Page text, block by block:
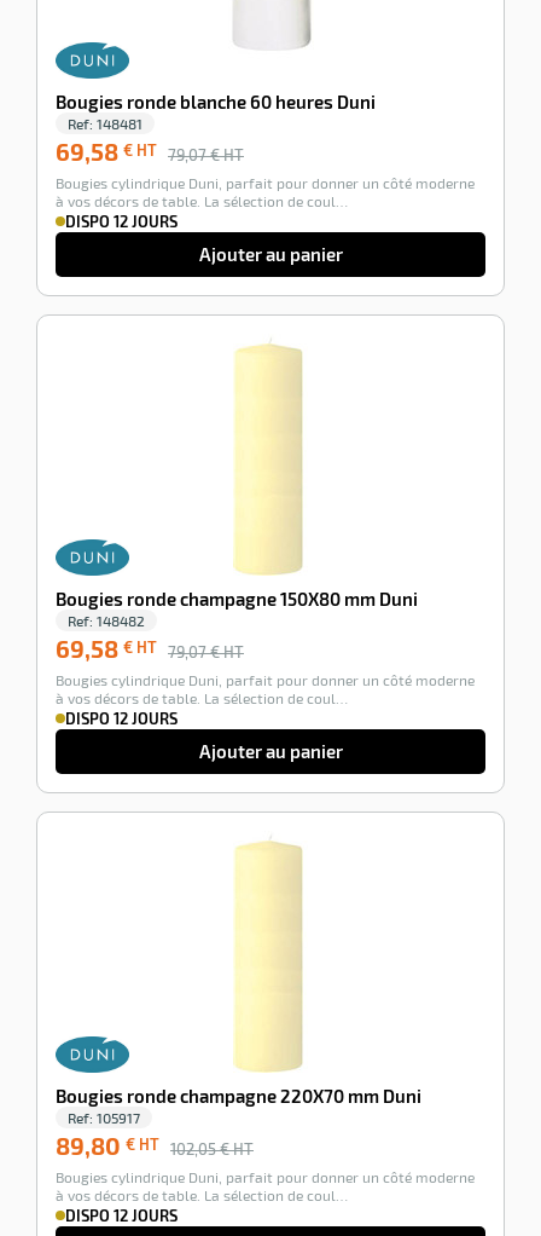
Bougies ronde blanche 60 heures Duni
Ref: 148481
69,58 € HT 79,07 € HT
Bougies cylindrique Duni, parfait pour donner un côté moderne
à vos décors de table. La sélection de coul…
DISPO 12 JOURS
Ajouter au panier
Bougies ronde champagne 150X80 mm Duni
Ref: 148482
69,58 € HT 79,07 € HT
Bougies cylindrique Duni, parfait pour donner un côté moderne
à vos décors de table. La sélection de coul…
DISPO 12 JOURS
Ajouter au panier
Bougies ronde champagne 220X70 mm Duni
Ref: 105917
89,80 € HT 102,05 € HT
Bougies cylindrique Duni, parfait pour donner un côté moderne
à vos décors de table. La sélection de coul…
DISPO 12 JOURS